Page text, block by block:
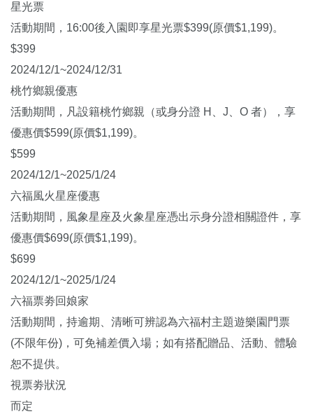
星光票
活動期間，16:00後入園即享星光票$399(原價$1,199)。
$399
2024/12/1~2024/12/31
桃竹鄉親優惠
活動期間，凡設籍桃竹鄉親（或身分證 H、J、O 者），享
優惠價$599(原價$1,199)。
$599
2024/12/1~2025/1/24
六福風火星座優惠
活動期間，風象星座及火象星座憑出示身分證相關證件，享
優惠價$699(原價$1,199)。
$699
2024/12/1~2025/1/24
六福票劵回娘家
活動期間，持逾期、清晰可辨認為六福村主題遊樂園門票
(不限年份)，可免補差價入場；如有搭配贈品、活動、體驗
恕不提供。
視票劵狀況
而定